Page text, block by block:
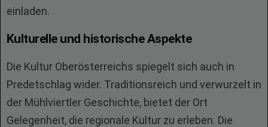
einladen.
Kulturelle und historische Aspekte
Die Kultur Oberösterreichs spiegelt sich auch in
Predetschlag wider. Traditionsreich und verwurzelt in
der Mühlviertler Geschichte, bietet der Ort
Gelegenheit, die regionale Kultur zu erleben. Die